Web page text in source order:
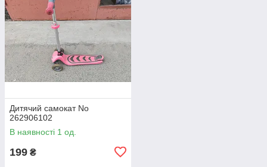
Дитячий самокат No
262906102
В наявності 1 од.
199 ₴